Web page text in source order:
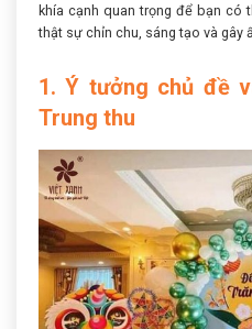
khía cạnh quan trọng để bạn có
thật sự chỉn chu, sáng tạo và gây
1. Ý tưởng chủ đề
Trung thu